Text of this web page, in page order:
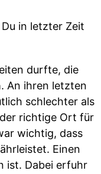
in letzter Zeit
durfte, die
An ihren letzten
schlechter als
richtige Ort für
wichtig, dass
Einen
ist. Dabei erfuhr